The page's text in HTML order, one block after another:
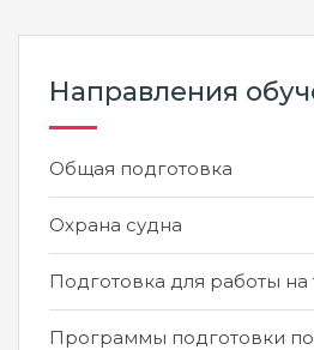
Направления
Общая подготовка
Охрана судна
Подготовка для работы на
Программы подготовки